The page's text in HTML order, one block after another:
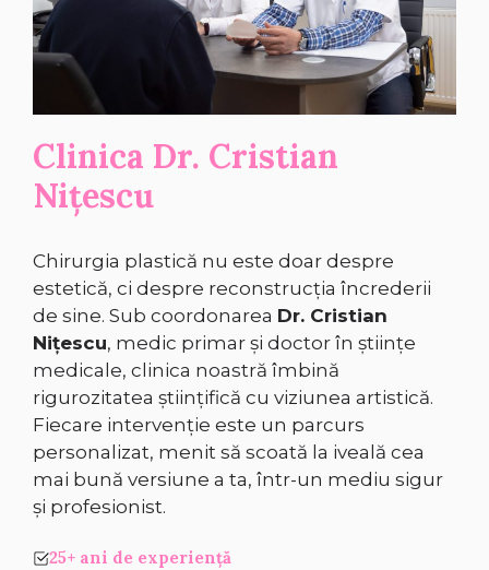
Clinica Dr. Cristian
Nițescu
Chirurgia plastică nu este doar despre
estetică, ci despre reconstrucția încrederii
de sine. Sub coordonarea Dr. Cristian
Nițescu, medic primar și doctor în științe
medicale, clinica noastră îmbină
rigurozitatea științifică cu viziunea artistică.
Fiecare intervenție este un parcurs
personalizat, menit să scoată la iveală cea
mai bună versiune a ta, într-un mediu sigur
și profesionist.
25+ ani de experiență